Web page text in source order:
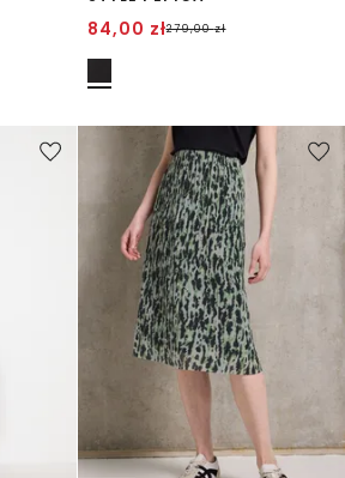
84,00 zł279,00zł